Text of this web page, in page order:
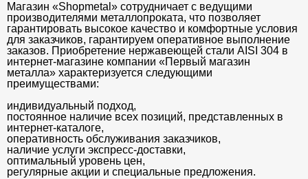
Магазин «Shopmetal» сотрудничает с ведущими
производителями металлопроката, что позволяет
гарантировать высокое качество и комфортные условия
для заказчиков, гарантируем оперативное выполнение
заказов. Приобретение нержавеющей стали AISI 304 в
интернет-магазине компании «Первый магазин
металла» характеризуется следующими
преимуществами:
индивидуальный подход,
постоянное наличие всех позиций, представленных в
интернет-каталоге,
оперативность обслуживания заказчиков,
наличие услуги экспресс-доставки,
оптимальный уровень цен,
регулярные акции и специальные предложения.